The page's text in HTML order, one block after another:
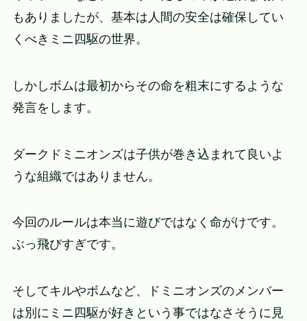
もありましたが、基本は人間の安全は確保してい
くべきミニ四駆の世界。
しかしボムは最初からその命を粗末にするような
発言をします。
ダークドミニオンズは子供が巻き込まれて良いよ
うな組織ではありません。
今回のルールは本当に遊びではなく命がけです。
ぶっ飛びすぎです。
そしてキルやボムなど、ドミニオンズのメンバー
は別にミニ四駆が好きという事ではなさそうに見